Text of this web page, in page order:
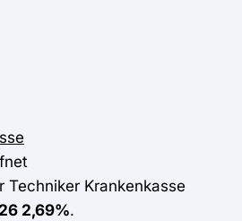
Techniker Krankenkasse
2,69%.